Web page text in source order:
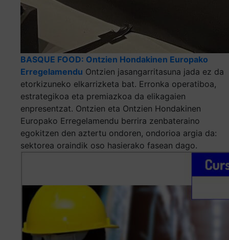
BASQUE FOOD: Ontzien Hondakinen Europako
Erregelamendu Ontzien jasangarritasuna jada ez da
etorkizuneko elkarrizketa bat. Erronka operatiboa,
estrategikoa eta premiazkoa da elikagaien
enpresentzat. Ontzien eta Ontzien Hondakinen
Europako Erregelamendu berrira zenbateraino
egokitzen den aztertu ondoren, ondorioa argia da:
sektorea oraindik oso hasierako fasean dago.